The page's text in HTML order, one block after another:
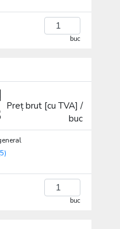
buc
Preț brut [cu TVA] /
buc
buc